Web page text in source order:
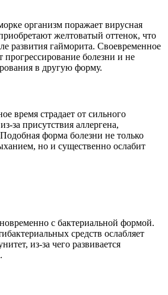
организм поражает вирусная
желтоватый оттенок, что
развития гайморита. Своевременное
прогрессирование болезни и не
в другую форму.
время страдает от сильного
за присутствия аллергена,
форма болезни не только
но и существенно ослабит
с бактериальной формой.
средств ослабляет
из-за чего развивается